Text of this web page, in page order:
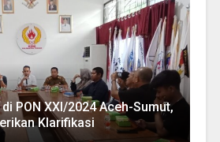
PON XXI/2024 Aceh-Sumut,
Klarifikasi